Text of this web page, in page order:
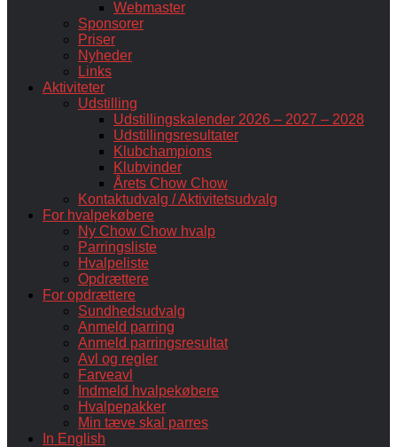
Webmaster
Sponsorer
Priser
Nyheder
Links
Aktiviteter
Udstilling
Udstillingskalender 2026 – 2027 – 2028
Udstillingsresultater
Klubchampions
Klubvinder
Årets Chow Chow
Kontaktudvalg / Aktivitetsudvalg
For hvalpekøbere
Ny Chow Chow hvalp
Parringsliste
Hvalpeliste
Opdrættere
For opdrættere
Sundhedsudvalg
Anmeld parring
Anmeld parringsresultat
Avl og regler
Farveavl
Indmeld hvalpekøbere
Hvalpepakker
Min tæve skal parres
In English